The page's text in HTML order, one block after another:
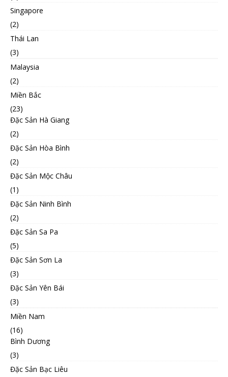
Singapore
(2)
Thái Lan
(3)
Malaysia
(2)
Miền Bắc
(23)
Đặc Sản Hà Giang
(2)
Đặc Sản Hòa Bình
(2)
Đặc Sản Mộc Châu
(1)
Đặc Sản Ninh Bình
(2)
Đặc Sản Sa Pa
(5)
Đặc Sản Sơn La
(3)
Đặc Sản Yên Bái
(3)
Miền Nam
(16)
Bình Dương
(3)
Đặc Sản Bạc Liêu